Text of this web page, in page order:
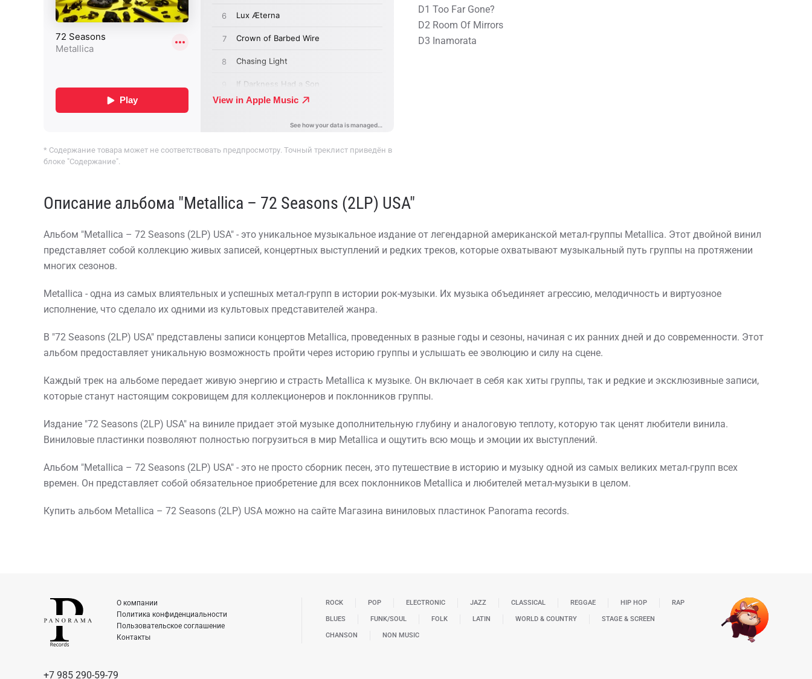
* Содержание товара может не соответствовать предпросмотру. Точный треклист приведён в
блоке "Содержание".
D1 Too Far Gone?
D2 Room Of Mirrors
D3 Inamorata
Описание альбома "Metallica – 72 Seasons (2LP) USA"
Альбом "Metallica – 72 Seasons (2LP) USA" - это уникальное музыкальное издание от легендарной американской метал-группы Metallica. Этот двойной винил
представляет собой коллекцию живых записей, концертных выступлений и редких треков, которые охватывают музыкальный путь группы на протяжении
многих сезонов.
Metallica - одна из самых влиятельных и успешных метал-групп в истории рок-музыки. Их музыка объединяет агрессию, мелодичность и виртуозное
исполнение, что сделало их одними из культовых представителей жанра.
В "72 Seasons (2LP) USA" представлены записи концертов Metallica, проведенных в разные годы и сезоны, начиная с их ранних дней и до современности. Этот
альбом предоставляет уникальную возможность пройти через историю группы и услышать ее эволюцию и силу на сцене.
Каждый трек на альбоме передает живую энергию и страсть Metallica к музыке. Он включает в себя как хиты группы, так и редкие и эксклюзивные записи,
которые станут настоящим сокровищем для коллекционеров и поклонников группы.
Издание "72 Seasons (2LP) USA" на виниле придает этой музыке дополнительную глубину и аналоговую теплоту, которую так ценят любители винила.
Виниловые пластинки позволяют полностью погрузиться в мир Metallica и ощутить всю мощь и эмоции их выступлений.
Альбом "Metallica – 72 Seasons (2LP) USA" - это не просто сборник песен, это путешествие в историю и музыку одной из самых великих метал-групп всех
времен. Он представляет собой обязательное приобретение для всех поклонников Metallica и любителей метал-музыки в целом.
Купить альбом Metallica – 72 Seasons (2LP) USA можно на сайте Магазина виниловых пластинок Panorama records.
О компании
Политика конфиденциальности
Пользовательское соглашение
Контакты
ROCK POP ELECTRONIC JAZZ CLASSICAL REGGAE HIP HOP RAP
BLUES FUNK/SOUL FOLK LATIN WORLD & COUNTRY STAGE & SCREEN
CHANSON NON MUSIC
+7 985 290-59-79